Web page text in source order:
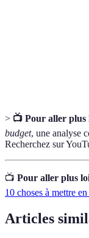
> 📺 Pour aller plus
budget, une analyse
Recherchez sur
📺 Pour aller plus
10 choses à mettre
Articles